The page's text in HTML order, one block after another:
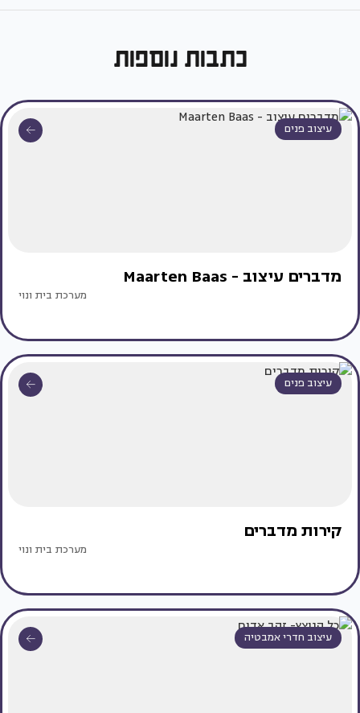
כתבות נוספות
עיצוב פנים
מדברים עיצוב - Maarten Baas
מערכת בית ונוי
עיצוב פנים
קירות מדברים
מערכת בית ונוי
עיצוב חדרי אמבטיה